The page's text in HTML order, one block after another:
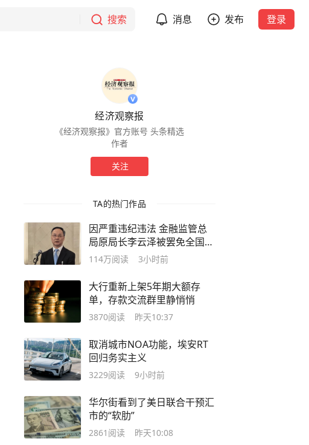
搜索 消息 发布 登录
经济观察报
《经济观察报》官方账号 头条精选
作者
关注
TA的热门作品
因严重违纪违法 金融监管总
局原局长李云泽被罢免全国人
大代表
114万阅读 3小时前
大行重新上架5年期大额存
单，存款交流群里静悄悄
3870阅读 昨天10:37
取消城市NOA功能，埃安RT
回归务实主义
3229阅读 9小时前
华尔街看到了美日联合干预汇
市的“软肋”
2861 阅读 昨天10:08